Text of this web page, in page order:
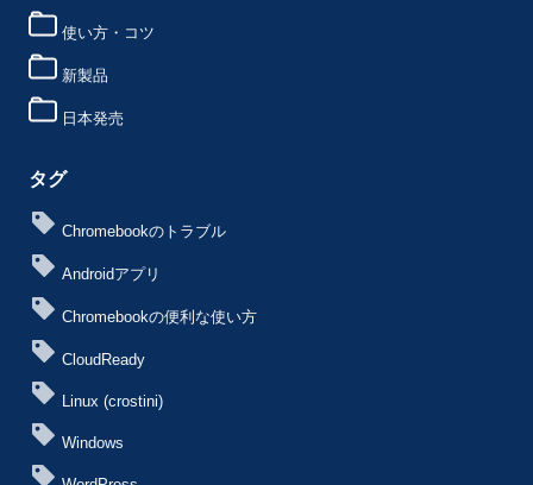
使い方・コツ
新製品
日本発売
タグ
Chromebookのトラブル
Androidアプリ
Chromebookの便利な使い方
CloudReady
Linux (crostini)
Windows